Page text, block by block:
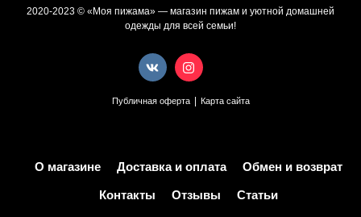
2020-2023 © «Моя пижама» — магазин пижам и уютной домашней
одежды для всей семьи!
Публичная оферта | Карта сайта
О магазине Доставка и оплата Обмен и возврат
Контакты Отзывы Статьи